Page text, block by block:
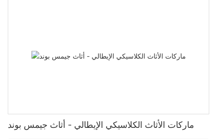
ماركات الأثاث الكلاسيكي الإيطالي - أثاث جيمس بوند